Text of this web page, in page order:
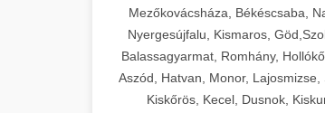
Mezőkovácsháza, Békéscsaba,
Nyergesújfalu, Kismaros,
Balassagyarmat, Romhány,
Aszód, Hatvan, Monor, Lajosmizse,
Kiskőrös, Kecel, Dusnok,